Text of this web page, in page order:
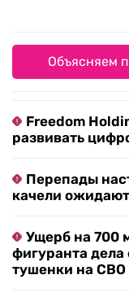
Объясняем
Freedom
развивать
Перепады
качели
Ущерб на 700
фигуранта дела
тушенки на СВО